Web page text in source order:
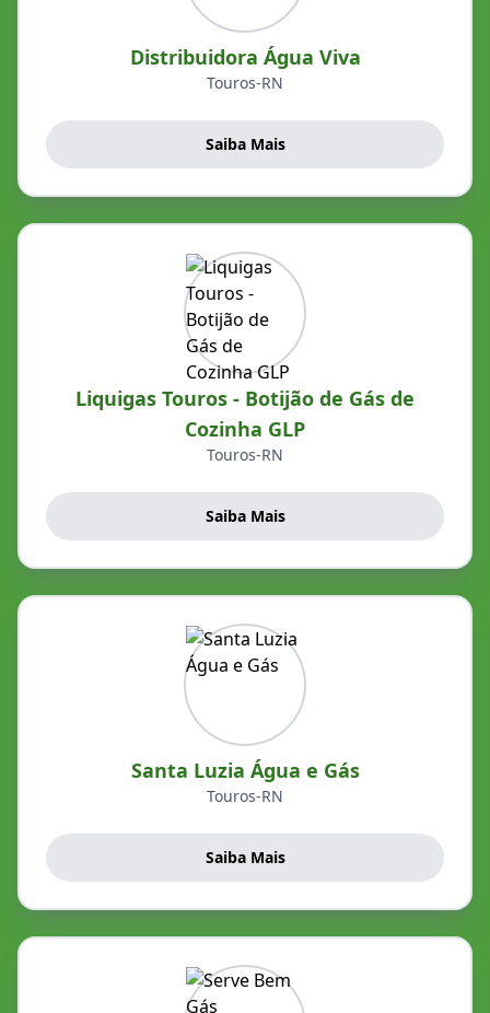
Distribuidora Água Viva
Touros-RN
Saiba Mais
Liquigas Touros - Botijão de Gás de
Cozinha GLP
Touros-RN
Saiba Mais
Santa Luzia Água e Gás
Touros-RN
Saiba Mais